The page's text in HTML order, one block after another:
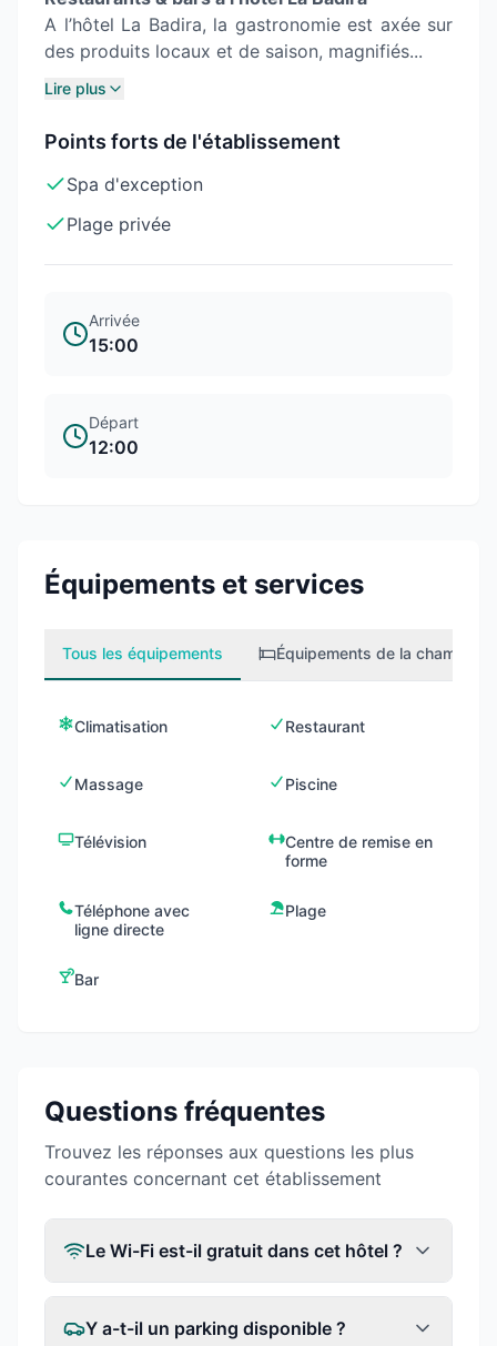
A l’hôtel La Badira, la gastronomie est axée sur
des produits locaux et de saison, magnifiés...
Lire plus
Points forts de l'établissement
Spa d'exception
Plage privée
Arrivée
15:00
Départ
12:00
Équipements et services
Tous les équipements Équipements de la chambre
Climatisation Restaurant
Massage Piscine
Télévision
Centre de remise en
forme
Téléphone avec
ligne directe
Plage
Bar
Questions fréquentes
Trouvez les réponses aux questions les plus
courantes concernant cet établissement
Le Wi-Fi est-il gratuit dans cet hôtel ?
Y a-t-il un parking disponible ?